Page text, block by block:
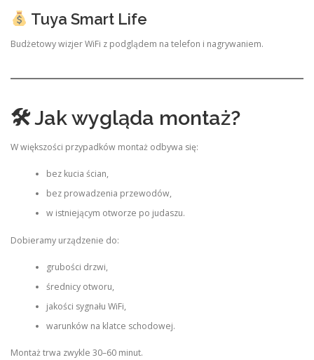
Tuya Smart Life
Budżetowy wizjer WiFi z podglądem na telefon i nagrywaniem.
🛠 Jak wygląda montaż?
W większości przypadków montaż odbywa się:
bez kucia ścian,
bez prowadzenia przewodów,
w istniejącym otworze po judaszu.
Dobieramy urządzenie do:
grubości drzwi,
średnicy otworu,
jakości sygnału WiFi,
warunków na klatce schodowej.
Montaż trwa zwykle 30–60 minut.